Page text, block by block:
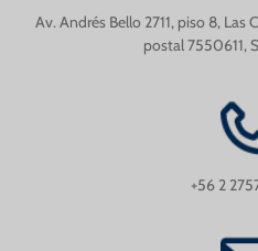
Av. Andrés Bello 2711, piso 8, Las
postal 7550611,
+56 2